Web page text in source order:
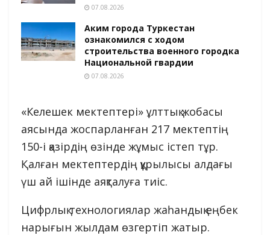
07.08.2026
Аким города Туркестан
ознакомился с ходом
строительства военного городка
Национальной гвардии
07.08.2026
«Келешек мектептері» ұлттық жобасы
аясында жоспарланған 217 мектептің
150-і қазірдің өзінде жұмыс істеп тұр.
Қалған мектептердің құрылысы алдағы
үш ай ішінде аяқталуға тиіс.
Цифрлық технологиялар жаһандық еңбек
нарығын жылдам өзгертіп жатыр.